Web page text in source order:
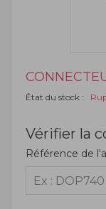
État du stock :
Vérifier la
Référence de